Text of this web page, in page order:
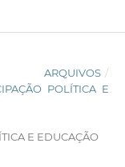
ARQUIVOS /
POLÍTICA E
E EDUCAÇÃO